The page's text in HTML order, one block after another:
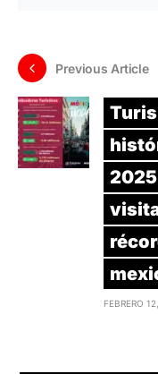
Previous Article
2025
FEBRERO